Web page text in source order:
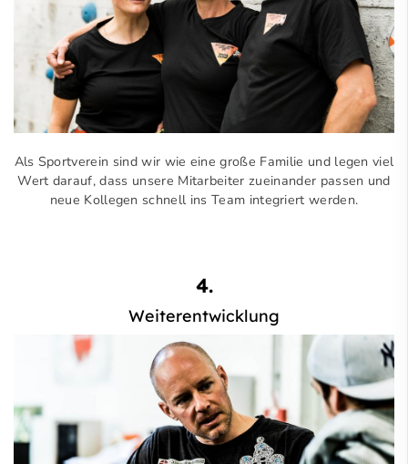
Als Sportverein sind wir wie eine große Familie und legen viel
Wert darauf, dass unsere Mitarbeiter zueinander passen und
neue Kollegen schnell ins Team integriert werden.
4.
Weiterentwicklung